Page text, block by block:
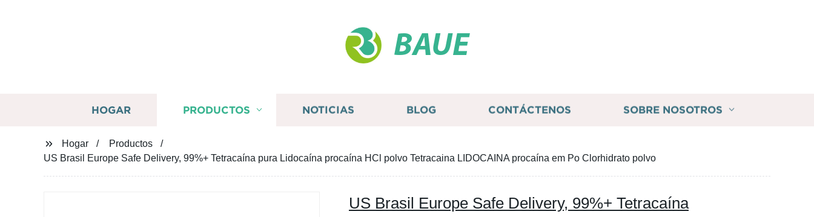
BAUE
HOGAR PRODUCTOS NOTICIAS BLOG CONTÁCTENOS SOBRE NOSOTROS
Hogar
Productos
US Brasil Europe Safe Delivery, 99%+ Tetracaína pura Lidocaína procaína HCl polvo Tetracaina LIDOCAINA procaína em Po Clorhidrato polvo
US Brasil Europe Safe Delivery, 99%+ Tetracaína